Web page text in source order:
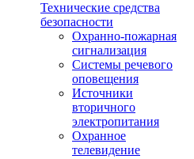
Технические средства
безопасности
Охранно-пожарная
сигнализация
Системы речевого
оповещения
Источники
вторичного
электропитания
Охранное
телевидение